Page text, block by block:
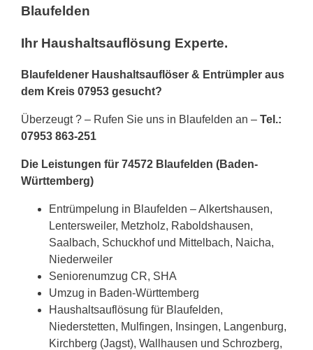
Blaufelden
Ihr Haushaltsauflösung Experte.
Blaufeldener Haushaltsauflöser & Entrümpler aus
dem Kreis 07953 gesucht?
Überzeugt ? – Rufen Sie uns in Blaufelden an – Tel.:
07953 863-251
Die Leistungen für 74572 Blaufelden (Baden-
Württemberg)
Entrümpelung in Blaufelden – Alkertshausen,
Lentersweiler, Metzholz, Raboldshausen,
Saalbach, Schuckhof und Mittelbach, Naicha,
Niederweiler
Seniorenumzug CR, SHA
Umzug in Baden-Württemberg
Haushaltsauflösung für Blaufelden,
Niederstetten, Mulfingen, Insingen, Langenburg,
Kirchberg (Jagst), Wallhausen und Schrozberg,